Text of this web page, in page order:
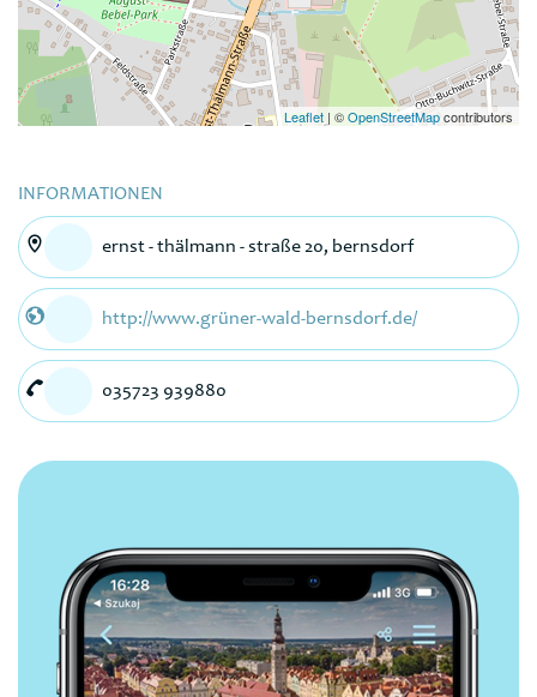
Leaflet | ©OpenStreetMapcontributors
INFORMATIONEN
ernst - thälmann - straße 20, bernsdorf
http://www.grüner-wald-bernsdorf.de/
035723 939880